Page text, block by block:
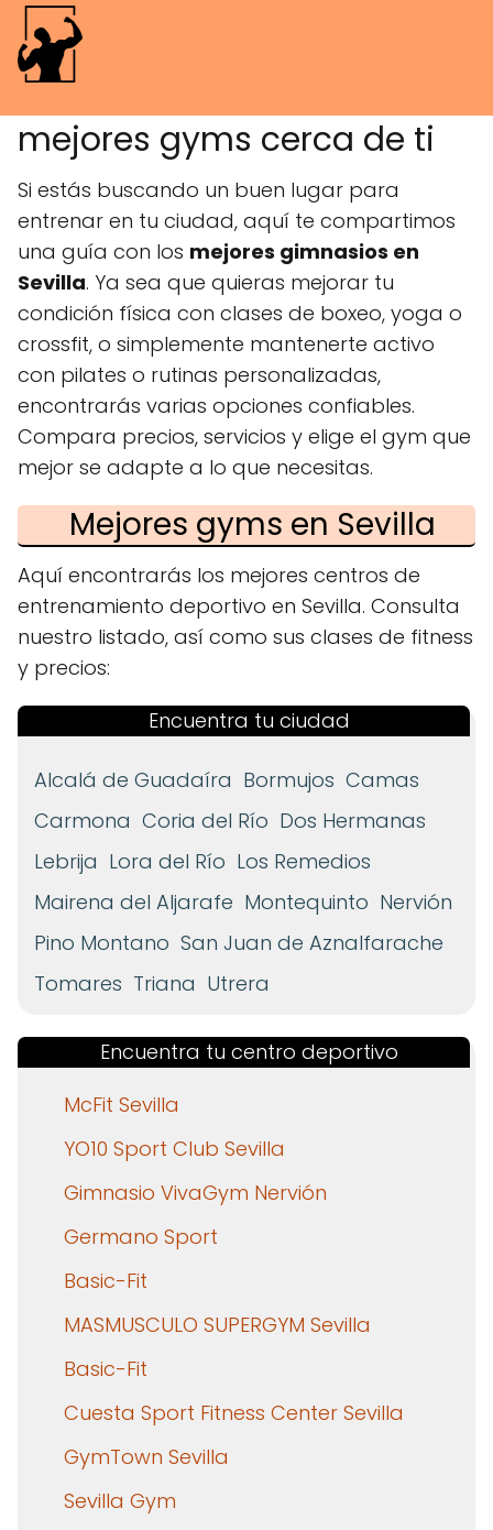
Gimnasios en Sevilla:
mejores gyms cerca de ti
Si estás buscando un buen lugar para
entrenar en tu ciudad, aquí te compartimos
una guía con los mejores gimnasios en
Sevilla. Ya sea que quieras mejorar tu
condición física con clases de boxeo, yoga o
crossfit, o simplemente mantenerte activo
con pilates o rutinas personalizadas,
encontrarás varias opciones confiables.
Compara precios, servicios y elige el gym que
mejor se adapte a lo que necesitas.
Mejores gyms en Sevilla
Aquí encontrarás los mejores centros de
entrenamiento deportivo en Sevilla. Consulta
nuestro listado, así como sus clases de fitness
y precios:
Encuentra tu ciudad
Alcalá de Guadaíra Bormujos Camas
Carmona Coria del Río Dos Hermanas
Lebrija Lora del Río Los Remedios
Mairena del Aljarafe Montequinto Nervión
Pino Montano San Juan de Aznalfarache
Tomares Triana Utrera
Encuentra tu centro deportivo
McFit Sevilla
YO10 Sport Club Sevilla
Gimnasio VivaGym Nervión
Germano Sport
Basic-Fit
MASMUSCULO SUPERGYM Sevilla
Basic-Fit
Cuesta Sport Fitness Center Sevilla
GymTown Sevilla
Sevilla Gym